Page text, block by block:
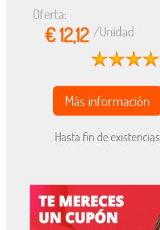
Oferta:
€ 12,12/Unidad
Más información
Hasta fin de existencias